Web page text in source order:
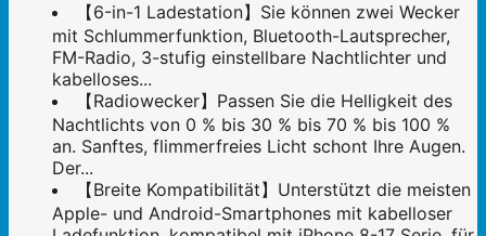
【6-in-1 Ladestation】Sie können zwei Wecker
mit Schlummerfunktion, Bluetooth-Lautsprecher,
FM-Radio, 3-stufig einstellbare Nachtlichter und
kabelloses...
【Radiowecker】Passen Sie die Helligkeit des
Nachtlichts von 0 % bis 30 % bis 70 % bis 100 %
an. Sanftes, flimmerfreies Licht schont Ihre Augen.
Der...
【Breite Kompatibilität】Unterstützt die meisten
Apple- und Android-Smartphones mit kabelloser